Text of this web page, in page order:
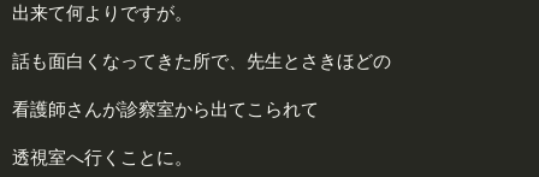
出来て何よりですが。
話も面白くなってきた所で、先生とさきほどの
看護師さんが診察室から出てこられて
透視室へ行くことに。